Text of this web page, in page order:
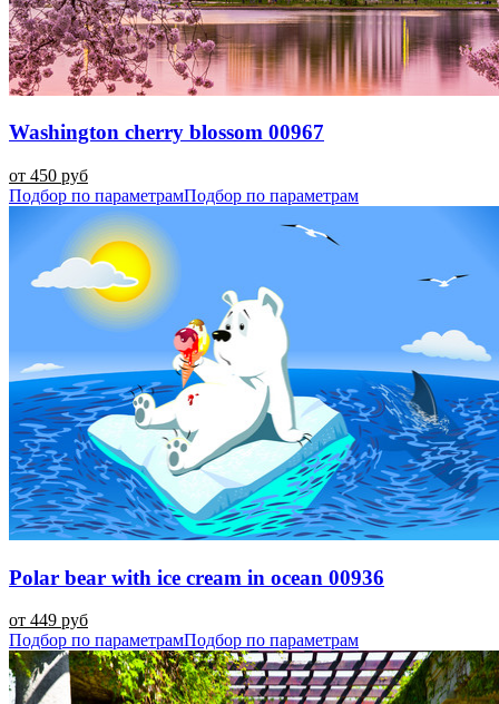
Washington cherry blossom 00967
от 450 руб
Подбор по параметрамПодбор по параметрам
Polar bear with ice cream in ocean 00936
от 449 руб
Подбор по параметрамПодбор по параметрам